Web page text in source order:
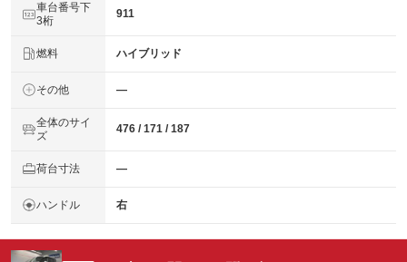
車台番号下
3桁
911
燃料 ハイブリッド
その他 ―
全体のサイ
ズ
476 / 171 / 187
荷台寸法 ―
ハンドル 右